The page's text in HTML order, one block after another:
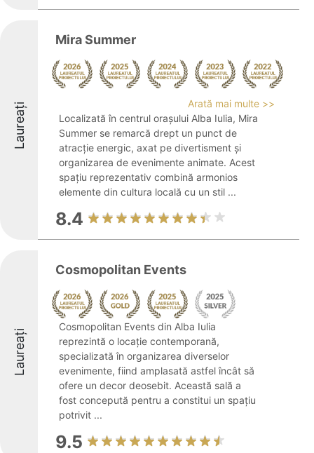
Laureați
Mira Summer
Arată mai multe >>
Localizată în centrul orașului Alba Iulia, Mira
Summer se remarcă drept un punct de
atracție energic, axat pe divertisment și
organizarea de evenimente animate. Acest
spațiu reprezentativ combină armonios
elemente din cultura locală cu un stil ...
8.4
Laureați
Cosmopolitan Events
Cosmopolitan Events din Alba Iulia
reprezintă o locație contemporană,
specializată în organizarea diverselor
evenimente, fiind amplasată astfel încât să
ofere un decor deosebit. Această sală a
fost concepută pentru a constitui un spațiu
potrivit ...
9.5